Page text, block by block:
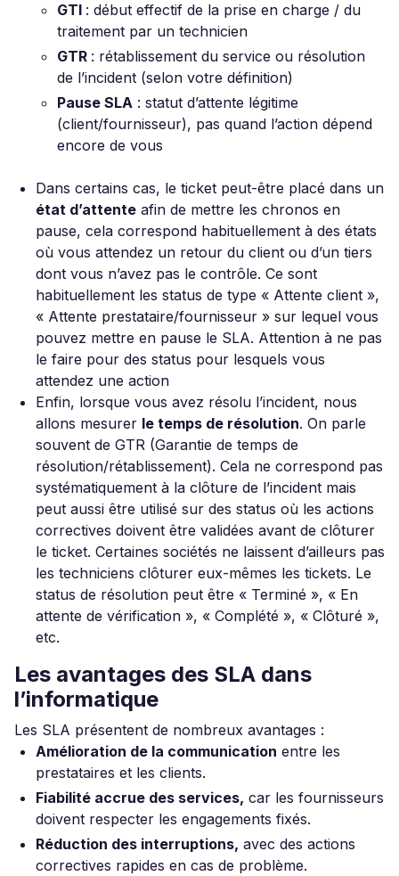
GTI : début effectif de la prise en charge / du
traitement par un technicien
GTR : rétablissement du service ou résolution
de l’incident (selon votre définition)
Pause SLA : statut d’attente légitime
(client/fournisseur), pas quand l’action dépend
encore de vous
Dans certains cas, le ticket peut-être placé dans un
état d’attente afin de mettre les chronos en
pause, cela correspond habituellement à des états
où vous attendez un retour du client ou d’un tiers
dont vous n’avez pas le contrôle. Ce sont
habituellement les status de type « Attente client »,
« Attente prestataire/fournisseur » sur lequel vous
pouvez mettre en pause le SLA. Attention à ne pas
le faire pour des status pour lesquels vous
attendez une action
Enfin, lorsque vous avez résolu l’incident, nous
allons mesurer le temps de résolution. On parle
souvent de GTR (Garantie de temps de
résolution/rétablissement). Cela ne correspond pas
systématiquement à la clôture de l’incident mais
peut aussi être utilisé sur des status où les actions
correctives doivent être validées avant de clôturer
le ticket. Certaines sociétés ne laissent d’ailleurs pas
les techniciens clôturer eux-mêmes les tickets. Le
status de résolution peut être « Terminé », « En
attente de vérification », « Complété », « Clôturé »,
etc.
Les avantages des SLA dans
l’informatique
Les SLA présentent de nombreux avantages :
Amélioration de la communication entre les
prestataires et les clients.
Fiabilité accrue des services, car les fournisseurs
doivent respecter les engagements fixés.
Réduction des interruptions, avec des actions
correctives rapides en cas de problème.